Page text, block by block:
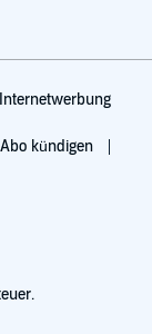
Internetwerbung
Abo kündigen